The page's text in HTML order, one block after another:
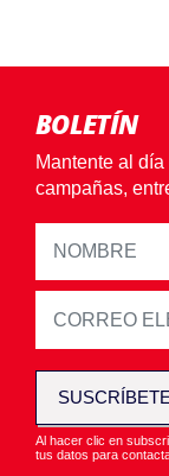
BOLETÍN
Mantente al
campañas,
SUSCRÍBETE
Al hacer clic en
tus datos para